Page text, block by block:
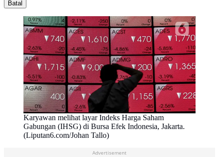
Batal
Karyawan melihat layar Indeks Harga Saham
Gabungan (IHSG) di Bursa Efek Indonesia, Jakarta.
(Liputan6.com/Johan Tallo)
Advertisement